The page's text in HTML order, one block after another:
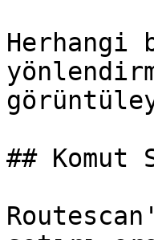
## Komut